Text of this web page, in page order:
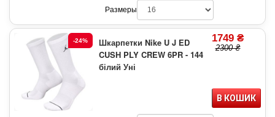
Размеры
-24%
Шкарпетки Nike U J ED
CUSH PLY CREW 6PR - 144
білий Уні
1749 ₴
2300 ₴
В КОШИК